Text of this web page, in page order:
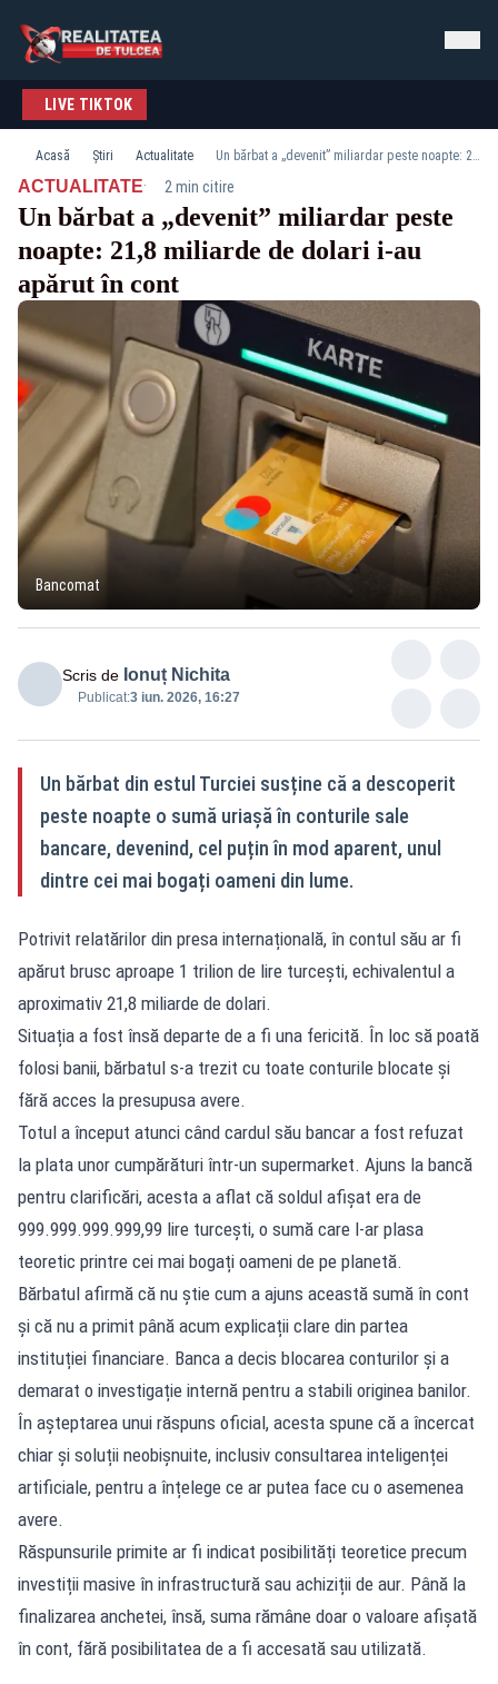
LIVE TIKTOK
Acasă Știri Actualitate Un bărbat a „devenit” miliardar peste noapte: 21,8 miliarde de dolari i-au apărut în cont
ACTUALITATE· 2 min citire
Un bărbat a „devenit” miliardar peste
noapte: 21,8 miliarde de dolari i-au
apărut în cont
Bancomat
Scris de Ionuț Nichita
Publicat:3 iun. 2026, 16:27
Un bărbat din estul Turciei susține că a descoperit
peste noapte o sumă uriașă în conturile sale
bancare, devenind, cel puțin în mod aparent, unul
dintre cei mai bogați oameni din lume.
Potrivit relatărilor din presa internațională, în contul său ar fi
apărut brusc aproape 1 trilion de lire turcești, echivalentul a
aproximativ 21,8 miliarde de dolari.
Situația a fost însă departe de a fi una fericită. În loc să poată
folosi banii, bărbatul s-a trezit cu toate conturile blocate și
fără acces la presupusa avere.
Totul a început atunci când cardul său bancar a fost refuzat
la plata unor cumpărături într-un supermarket. Ajuns la bancă
pentru clarificări, acesta a aflat că soldul afișat era de
999.999.999.999,99 lire turcești, o sumă care l-ar plasa
teoretic printre cei mai bogați oameni de pe planetă.
Bărbatul afirmă că nu știe cum a ajuns această sumă în cont
și că nu a primit până acum explicații clare din partea
instituției financiare. Banca a decis blocarea conturilor și a
demarat o investigație internă pentru a stabili originea banilor.
În așteptarea unui răspuns oficial, acesta spune că a încercat
chiar și soluții neobișnuite, inclusiv consultarea inteligenței
artificiale, pentru a înțelege ce ar putea face cu o asemenea
avere.
Răspunsurile primite ar fi indicat posibilități teoretice precum
investiții masive în infrastructură sau achiziții de aur. Până la
finalizarea anchetei, însă, suma rămâne doar o valoare afișată
în cont, fără posibilitatea de a fi accesată sau utilizată.